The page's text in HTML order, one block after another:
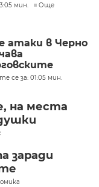
мин. Още
атаки в Черно
се за: 01:05 мин.
на места
заради